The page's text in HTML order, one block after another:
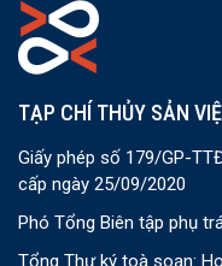
TẠP CHÍ THỦY SẢN
Giấy phép số 179/GP-
cấp ngày 25/09/2020
Phó Tổng Biên tập phụ